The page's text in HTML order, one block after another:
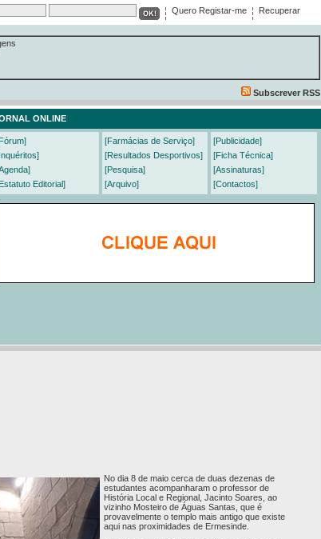
Quero Registar-me
Recuperar
Subscrever RSS
ONLINE
Editorial]
[Farmácias de Serviço]
[Resultados Desportivos]
[Pesquisa]
[Arquivo]
[Publicidade]
[Ficha Técnica]
[Assinaturas]
[Contactos]
No dia 8 de maio cerca de duas dezenas de
estudantes acompanharam o professor de
História Local e Regional, Jacinto Soares, ao
vizinho Mosteiro de Águas Santas, que é
provavelmente o templo mais antigo que existe
aqui nas proximidades de Ermesinde.